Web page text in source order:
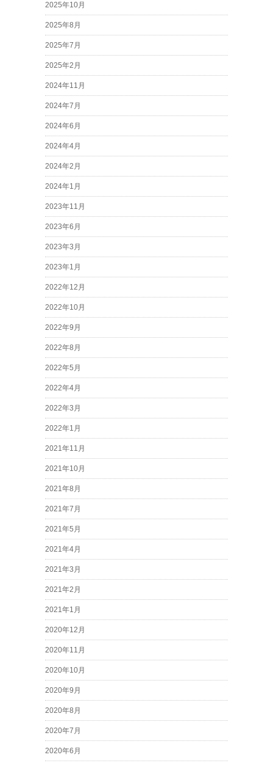
2025年10月
2025年8月
2025年7月
2025年2月
2024年11月
2024年7月
2024年6月
2024年4月
2024年2月
2024年1月
2023年11月
2023年6月
2023年3月
2023年1月
2022年12月
2022年10月
2022年9月
2022年8月
2022年5月
2022年4月
2022年3月
2022年1月
2021年11月
2021年10月
2021年8月
2021年7月
2021年5月
2021年4月
2021年3月
2021年2月
2021年1月
2020年12月
2020年11月
2020年10月
2020年9月
2020年8月
2020年7月
2020年6月